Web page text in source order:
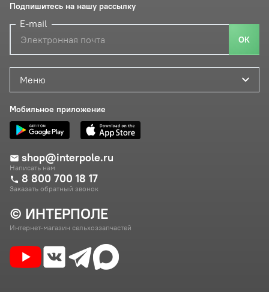
© ИНТЕРПОЛЕ
Интернет-магазин сельхоззапчастей
Меню
Мобильное приложение
shop@interpole.ru
Написать нам
8 800 700 18 17
Заказать обратный звонок
Подпишитесь на нашу рассылку
E-mail
ОК